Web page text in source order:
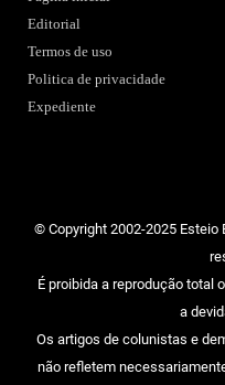
Editorial
Termos de uso
Politica de privacidade
Expediente
© Copyright 2002-2025 Esteio
É proibida a reprodução total
a
Os artigos de colunistas e
não refletem